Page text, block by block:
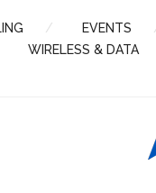
EVENTS
WIRELESS & DATA